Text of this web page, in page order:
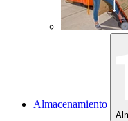
Almacenamiento